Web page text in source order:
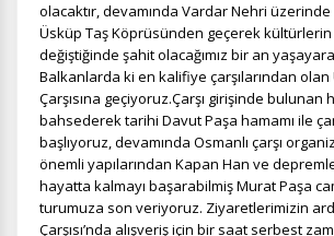
olacaktır, devamında Vardar Nehri
Üsküp Taş Köprüsünden geçerek kültürlerin
değiştiğinde şahit olacağımız bir an
Balkanlarda ki en kalifiye çarşılarından
Çarşısına geçiyoruz.Çarşı girişinde bulunan
bahsederek tarihi Davut Paşa hamamı ile
başlıyoruz, devamında Osmanlı çarşı
önemli yapılarından Kapan Han ve
hayatta kalmayı başarabilmiş Murat Paşa
turumuza son veriyoruz. Ziyaretlerimizin
Çarşısı’nda alışveriş için bir saat serbest